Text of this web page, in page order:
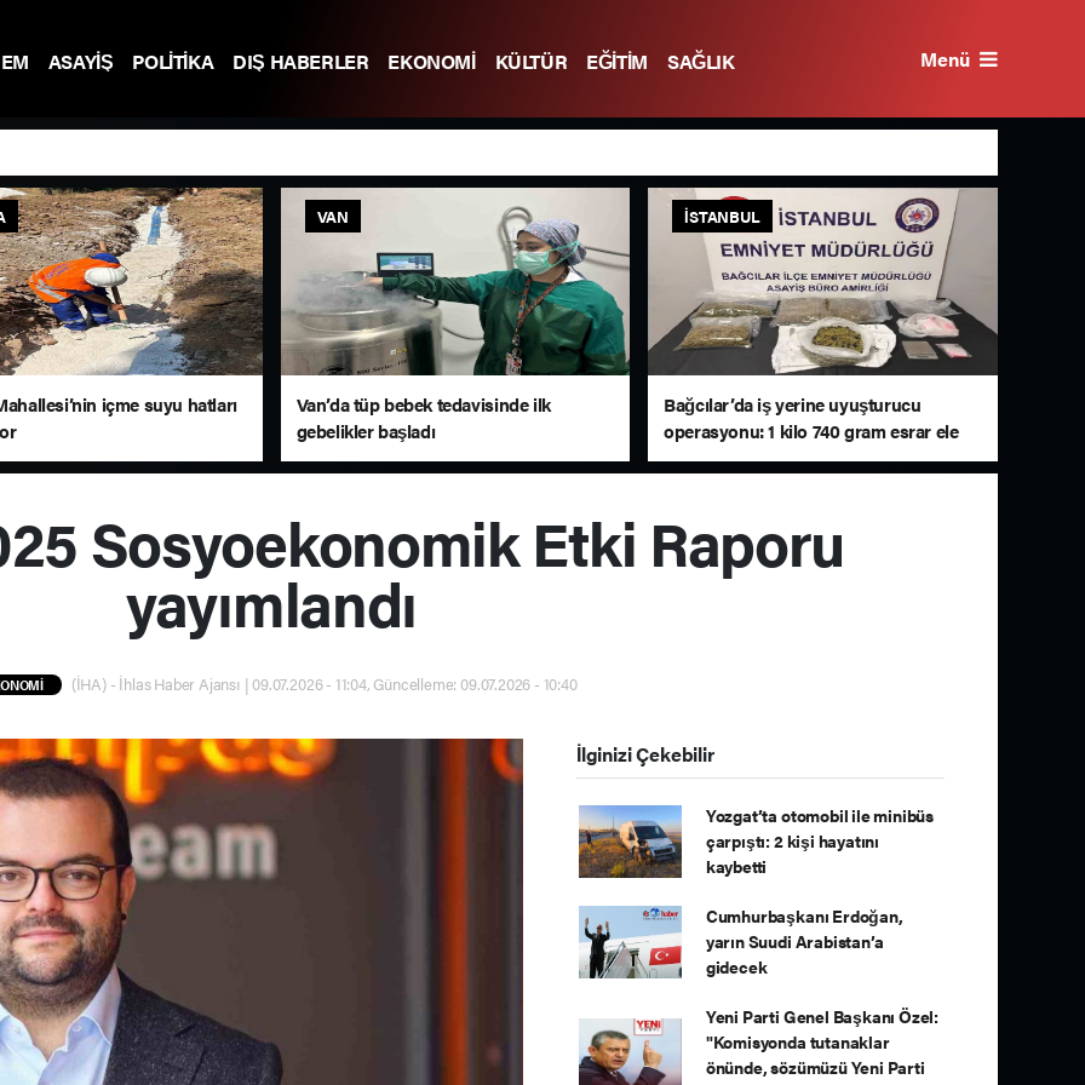
ASAYİŞ POLİTİKA DIŞ HABERLER EKONOMİ KÜLTÜR EĞİTİM SAĞLIK Menü
içme suyu hatları
VAN
Van’da tüp bebek tedavisinde ilk
gebelikler başladı
İSTANBUL
Bağcılar’da iş yerine uyuşturucu
operasyonu: 1 kilo 740 gram esrar ele
geçirildi
Sosyoekonomik Etki Raporu
yayımlandı
(İHA) - İhlas Haber Ajansı | 09.07.2026 - 11:04, Güncelleme: 09.07.2026 - 10:40
İlginizi Çekebilir
Yozgat’ta otomobil ile minibüs
çarpıştı: 2 kişi hayatını
kaybetti
Cumhurbaşkanı Erdoğan,
yarın Suudi Arabistan’a
gidecek
Yeni Parti Genel Başkanı Özel:
"Komisyonda tutanaklar
önünde, sözümüzü Yeni Parti